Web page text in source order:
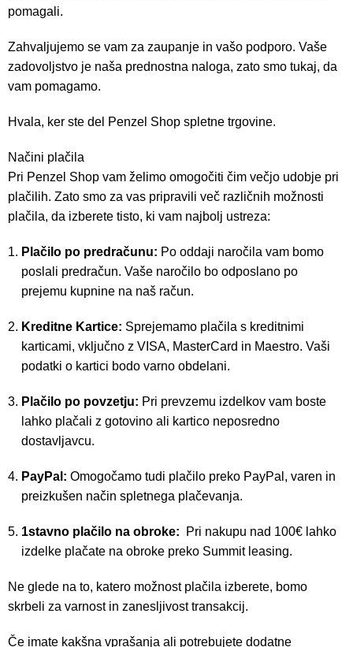
pomagali.
Zahvaljujemo se vam za zaupanje in vašo podporo. Vaše
zadovoljstvo je naša prednostna naloga, zato smo tukaj, da
vam pomagamo.
Hvala, ker ste del Penzel Shop spletne trgovine.
Načini plačila
Pri Penzel Shop vam želimo omogočiti čim večjo udobje pri
plačilih. Zato smo za vas pripravili več različnih možnosti
plačila, da izberete tisto, ki vam najbolj ustreza:
Plačilo po predračunu: Po oddaji naročila vam bomo
poslali predračun. Vaše naročilo bo odposlano po
prejemu kupnine na naš račun.
Kreditne Kartice: Sprejemamo plačila s kreditnimi
karticami, vključno z VISA, MasterCard in Maestro. Vaši
podatki o kartici bodo varno obdelani.
Plačilo po povzetju: Pri prevzemu izdelkov vam boste
lahko plačali z gotovino ali kartico neposredno
dostavljavcu.
PayPal: Omogočamo tudi plačilo preko PayPal, varen in
preizkušen način spletnega plačevanja.
1stavno plačilo na obroke:
Pri nakupu nad 100€ lahko
izdelke plačate na obroke preko Summit leasing.
Ne glede na to, katero možnost plačila izberete, bomo
skrbeli za varnost in zanesljivost transakcij.
Če imate kakšna vprašanja ali potrebujete dodatne